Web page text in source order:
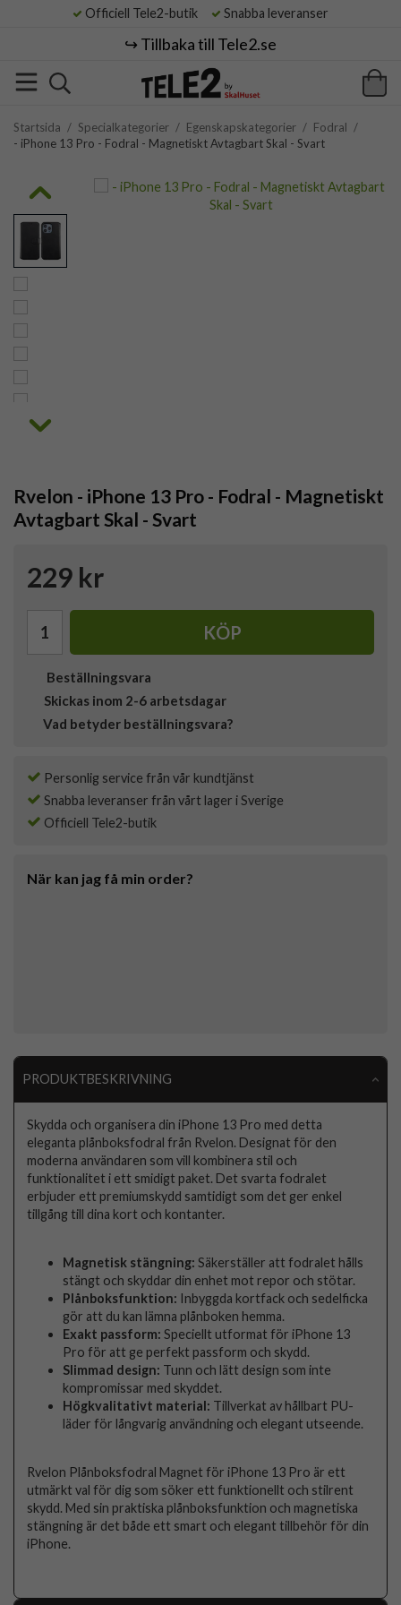
Officiell Tele2-butik Snabba leveranser
↪️ Tillbaka till Tele2.se
Startsida / Specialkategorier / Egenskapskategorier / Fodral /
- iPhone 13 Pro - Fodral - Magnetiskt Avtagbart Skal - Svart
Rvelon - iPhone 13 Pro - Fodral - Magnetiskt
Avtagbart Skal - Svart
229 kr
KÖP
Beställningsvara
Skickas inom 2-6 arbetsdagar
Vad betyder beställningsvara?
Personlig service från vår kundtjänst
Snabba leveranser från vårt lager i Sverige
Officiell Tele2-butik
När kan jag få min order?
PRODUKTBESKRIVNING
Skydda och organisera din iPhone 13 Pro med detta
eleganta plånboksfodral från Rvelon. Designat för den
moderna användaren som vill kombinera stil och
funktionalitet i ett smidigt paket. Det svarta fodralet
erbjuder ett premiumskydd samtidigt som det ger enkel
tillgång till dina kort och kontanter.
Magnetisk stängning: Säkerställer att fodralet hålls
stängt och skyddar din enhet mot repor och stötar.
Plånboksfunktion: Inbyggda kortfack och sedelficka
gör att du kan lämna plånboken hemma.
Exakt passform: Speciellt utformat för iPhone 13
Pro för att ge perfekt passform och skydd.
Slimmad design: Tunn och lätt design som inte
kompromissar med skyddet.
Högkvalitativt material: Tillverkat av hållbart PU-
läder för långvarig användning och elegant utseende.
Rvelon Plånboksfodral Magnet för iPhone 13 Pro är ett
utmärkt val för dig som söker ett funktionellt och stilrent
skydd. Med sin praktiska plånboksfunktion och magnetiska
stängning är det både ett smart och elegant tillbehör för din
iPhone.